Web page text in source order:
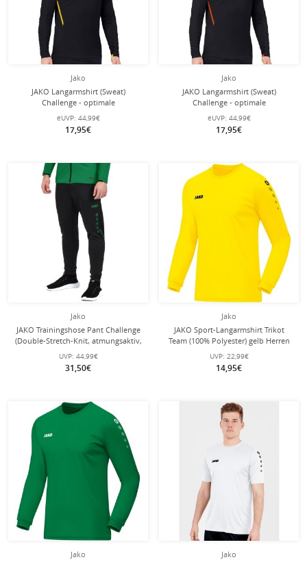
Jako
JAKO Langarmshirt (Sweat)
Challenge - optimale
Bewegungsfreiheit - schwarz/gelb
Herren
eUVP: 44,99€
17,95€
Jako
JAKO Langarmshirt (Sweat)
Challenge - optimale
Bewegungsfreiheit - schwarz/orange
Herren
eUVP: 44,99€
17,95€
Jako
JAKO Trainingshose Pant Challenge
(Double-Stretch-Knit, atmungsaktiv,
hoher Tragekomfort) lang
schwarz/grün Herren
UVP: 44,99€
31,50€
Jako
JAKO Sport-Langarmshirt Trikot
Team (100% Polyester) gelb Herren
UVP: 22,99€
14,95€
Jako
Jako